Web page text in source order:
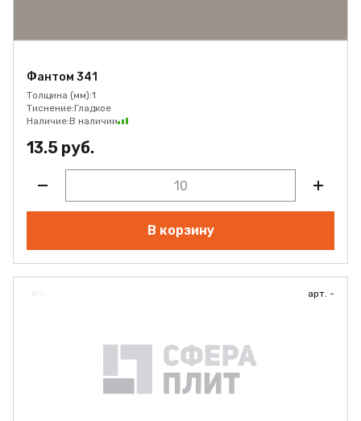
Фантом 341
Толщина (мм):1
Тиснение:Гладкое
Наличие:В наличии
13.5 руб.
В корзину
арт. -